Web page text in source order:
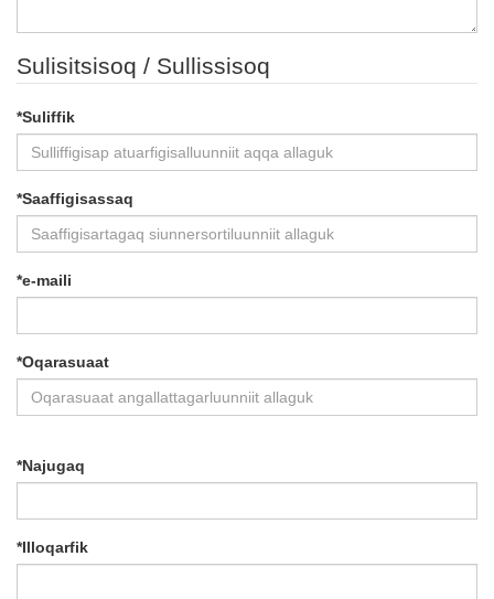
Sulisitsisoq / Sullissisoq
*Suliffik
*Saaffigisassaq
*e-maili
*Oqarasuaat
*Najugaq
*Illoqarfik